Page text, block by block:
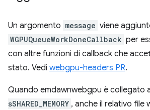
Un argomento message viene
WGPUQueueWorkDoneCallback per
con altre funzioni di callback che
stato. Vedi webgpu-headers PR.
Quando emdawnwebgpu è collegato
sSHARED_MEMORY , anche il relativo file